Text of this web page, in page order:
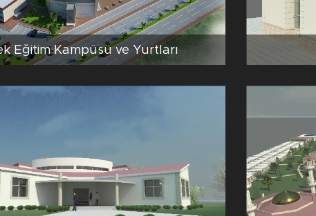
Eğitim Kampüsü ve Yurtları